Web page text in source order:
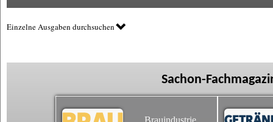
Einzelne Ausgaben durchsuchen
Sachon-
Brauindustrie